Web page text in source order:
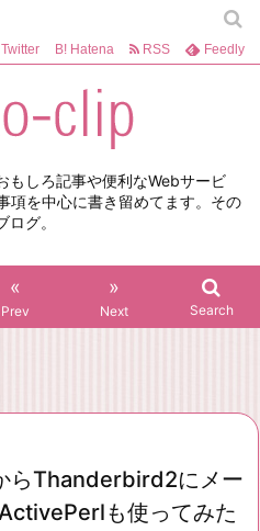
もしろ記事や便利なWebサービ
項を中心に書き留めてます。その
グ。
«
Prev
»
Next Search
Twitter B! Hatena RSS Feedly
らThanderbird2にメー
も使ってみた